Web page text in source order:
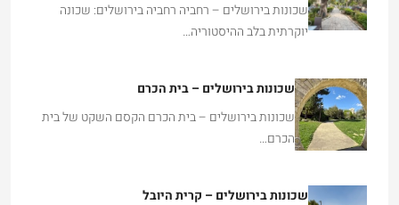
שכונות בירושלים – רחביה רחביה בירושלים: שכונה
יוקרתית בלב ההיסטוריה…
שכונות בירושלים – בית הכרם
שכונות בירושלים – בית הכרם הקסם השקט של בית
הכרם…
שכונות בירושלים – קרית היובל